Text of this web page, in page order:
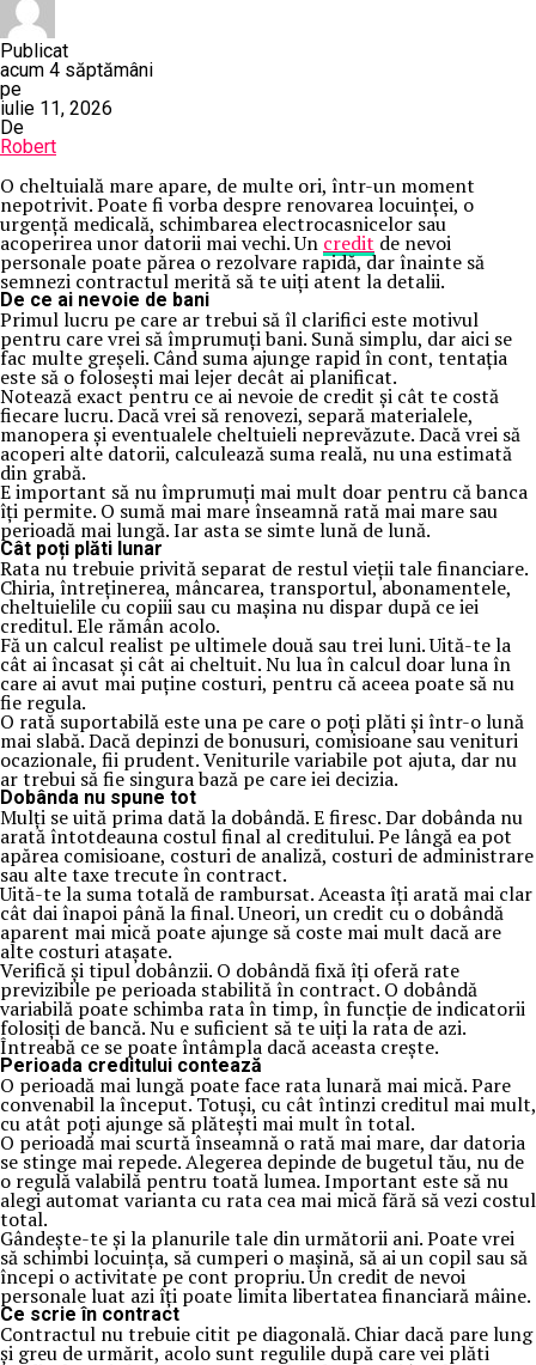
Publicat
acum 4 săptămâni
pe
iulie 11, 2026
De
Robert
O cheltuială mare apare, de multe ori, într-un moment
nepotrivit. Poate fi vorba despre renovarea locuinței, o
urgență medicală, schimbarea electrocasnicelor sau
acoperirea unor datorii mai vechi. Un credit de nevoi
personale poate părea o rezolvare rapidă, dar înainte să
semnezi contractul merită să te uiți atent la detalii.
De ce ai nevoie de bani
Primul lucru pe care ar trebui să îl clarifici este motivul
pentru care vrei să împrumuți bani. Sună simplu, dar aici se
fac multe greșeli. Când suma ajunge rapid în cont, tentația
este să o folosești mai lejer decât ai planificat.
Notează exact pentru ce ai nevoie de credit și cât te costă
fiecare lucru. Dacă vrei să renovezi, separă materialele,
manopera și eventualele cheltuieli neprevăzute. Dacă vrei să
acoperi alte datorii, calculează suma reală, nu una estimată
din grabă.
E important să nu împrumuți mai mult doar pentru că banca
îți permite. O sumă mai mare înseamnă rată mai mare sau
perioadă mai lungă. Iar asta se simte lună de lună.
Cât poți plăti lunar
Rata nu trebuie privită separat de restul vieții tale financiare.
Chiria, întreținerea, mâncarea, transportul, abonamentele,
cheltuielile cu copiii sau cu mașina nu dispar după ce iei
creditul. Ele rămân acolo.
Fă un calcul realist pe ultimele două sau trei luni. Uită-te la
cât ai încasat și cât ai cheltuit. Nu lua în calcul doar luna în
care ai avut mai puține costuri, pentru că aceea poate să nu
fie regula.
O rată suportabilă este una pe care o poți plăti și într-o lună
mai slabă. Dacă depinzi de bonusuri, comisioane sau venituri
ocazionale, fii prudent. Veniturile variabile pot ajuta, dar nu
ar trebui să fie singura bază pe care iei decizia.
Dobânda nu spune tot
Mulți se uită prima dată la dobândă. E firesc. Dar dobânda nu
arată întotdeauna costul final al creditului. Pe lângă ea pot
apărea comisioane, costuri de analiză, costuri de administrare
sau alte taxe trecute în contract.
Uită-te la suma totală de rambursat. Aceasta îți arată mai clar
cât dai înapoi până la final. Uneori, un credit cu o dobândă
aparent mai mică poate ajunge să coste mai mult dacă are
alte costuri atașate.
Verifică și tipul dobânzii. O dobândă fixă îți oferă rate
previzibile pe perioada stabilită în contract. O dobândă
variabilă poate schimba rata în timp, în funcție de indicatorii
folosiți de bancă. Nu e suficient să te uiți la rata de azi.
Întreabă ce se poate întâmpla dacă aceasta crește.
Perioada creditului contează
O perioadă mai lungă poate face rata lunară mai mică. Pare
convenabil la început. Totuși, cu cât întinzi creditul mai mult,
cu atât poți ajunge să plătești mai mult în total.
O perioadă mai scurtă înseamnă o rată mai mare, dar datoria
se stinge mai repede. Alegerea depinde de bugetul tău, nu de
o regulă valabilă pentru toată lumea. Important este să nu
alegi automat varianta cu rata cea mai mică fără să vezi costul
total.
Gândește-te și la planurile tale din următorii ani. Poate vrei
să schimbi locuința, să cumperi o mașină, să ai un copil sau să
începi o activitate pe cont propriu. Un credit de nevoi
personale luat azi îți poate limita libertatea financiară mâine.
Ce scrie în contract
Contractul nu trebuie citit pe diagonală. Chiar dacă pare lung
și greu de urmărit, acolo sunt regulile după care vei plăti